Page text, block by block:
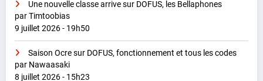
Une nouvelle classe arrive sur DOFUS, les Bellaphones
par Timtoobias
9 juillet 2026 - 19h50
Saison Ocre sur DOFUS, fonctionnement et tous les codes
par Nawaasaki
8 juillet 2026 - 15h23